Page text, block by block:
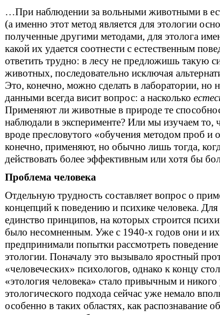
…При наблюдении за вольными животными в
(а именно этот метод является для этологии
полученные другими методами, для этолога
какой их удается соотнести с естественным
ответить трудно: в лесу не предложишь такую
животных, последовательно исключая
Это, конечно, можно сделать в лаборатории,
данными всегда висит вопрос: а насколько
Применяют ли животные в природе те
наблюдали в эксперименте? Или мы изучаем
вроде пресловутого «обучения методом проб
конечно, применяют, но обычно лишь тогда,
действовать более эффективным или хотя бы
Проблема человека
Отдельную трудность составляет вопрос о
концепций к поведению и психике человека.
единство принципов, на которых строится
было несомненным. Уже с 1940-х годов они и
предпринимали попытки рассмотреть
этологии. Поначалу это вызывало яростный
«человеческих» психологов, однако к концу
«этология человека» стало привычным и
этологического подхода сейчас уже немало
особенно в таких областях, как распознавание